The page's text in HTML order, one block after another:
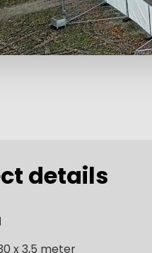
details
x 3,5 meter